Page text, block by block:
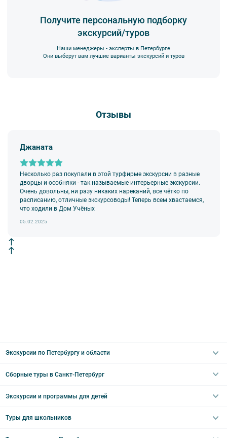
Получите персональную подборку
экскурсий/туров
Наши менеджеры - эксперты в Петербурге
Они выберут вам лучшие варианты экскурсий и туров
Отзывы
Джаната
Несколько раз покупали в этой турфирме экскурсии в разные
дворцы и особняки - так называемые интерьерные экскурсии.
Очень довольны, ни разу никаких нареканий, все чётко по
расписанию, отличные экскурсоводы! Теперь всем хвастаемся,
что ходили в Дом Учёных
05.02.2025
Экскурсии по Петербургу и области
Интерьерные
Сборные туры в Санкт-Петербург
Туры в Санкт-Петербург на 2 дня
Экскурсии и программы для детей
Туры для школьников